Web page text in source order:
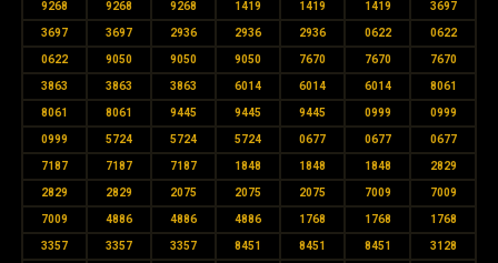
9268 9268 9268 1419 1419 1419 3697
3697 3697 2936 2936 2936 0622 0622
0622 9050 9050 9050 7670 7670 7670
3863 3863 3863 6014 6014 6014 8061
8061 8061 9445 9445 9445 0999 0999
0999 5724 5724 5724 0677 0677 0677
7187 7187 7187 1848 1848 1848 2829
2829 2829 2075 2075 2075 7009 7009
7009 4886 4886 4886 1768 1768 1768
3357 3357 3357 8451 8451 8451 3128